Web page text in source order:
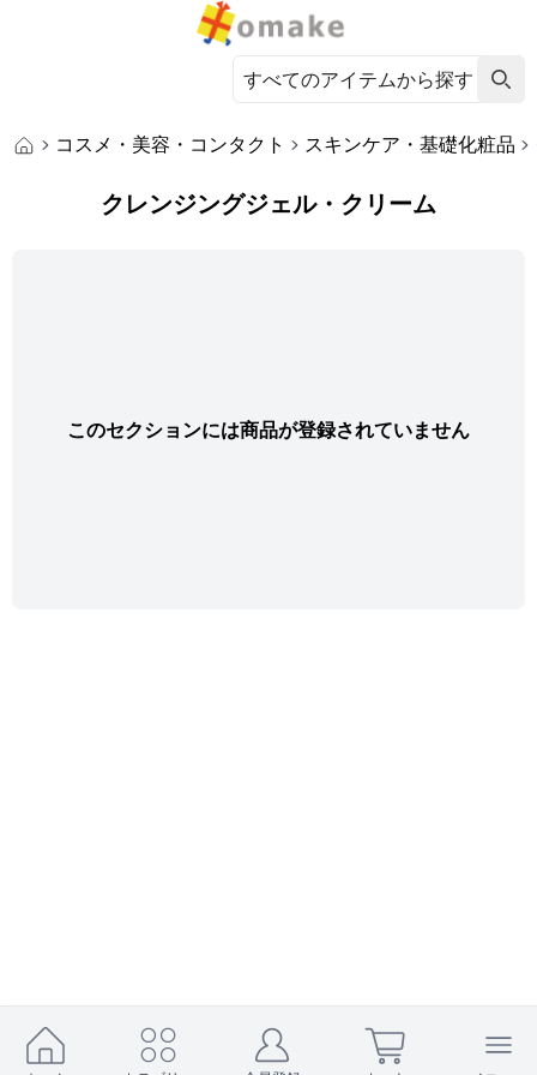
コスメ・美容・コンタクト スキンケア・基礎化粧品
クレンジングジェル・クリーム
このセクションには商品が登録されていません